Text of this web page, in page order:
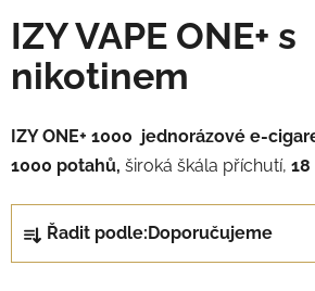
IZY VAPE ONE+ s
nikotinem
IZY ONE+ 1000 jednorázové e-
1000 potahů, široká škála příchutí,
a
z
Řadit podle: Doporučujeme